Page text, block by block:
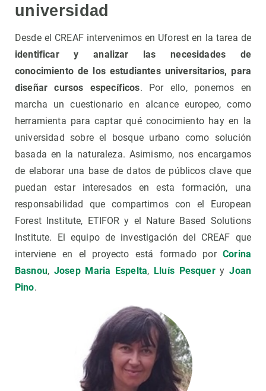
universidad
Desde el CREAF intervenimos en Uforest en la tarea de
identificar y analizar las necesidades de
conocimiento de los estudiantes universitarios, para
diseñar cursos específicos. Por ello, ponemos en
marcha un cuestionario en alcance europeo, como
herramienta para captar qué conocimiento hay en la
universidad sobre el bosque urbano como solución
basada en la naturaleza. Asimismo, nos encargamos
de elaborar una base de datos de públicos clave que
puedan estar interesados ​​en esta formación, una
responsabilidad que compartimos con el European
Forest Institute, ETIFOR y el Nature Based Solutions
Institute. El equipo de investigación del CREAF que
interviene en el proyecto está formado porCorina
Basnou, Josep Maria Espelta, Lluís PesqueryJoan
Pino.